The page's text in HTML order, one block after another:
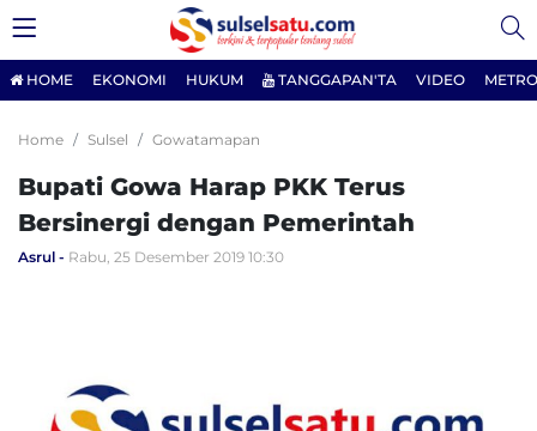
HOME EKONOMI HUKUM TANGGAPAN'TA VIDEO
Home Sulsel Gowatamapan
Bupati Gowa Harap PKK Terus
Bersinergi dengan Pemerintah
Asrul Rabu, 25 Desember 2019 10:30